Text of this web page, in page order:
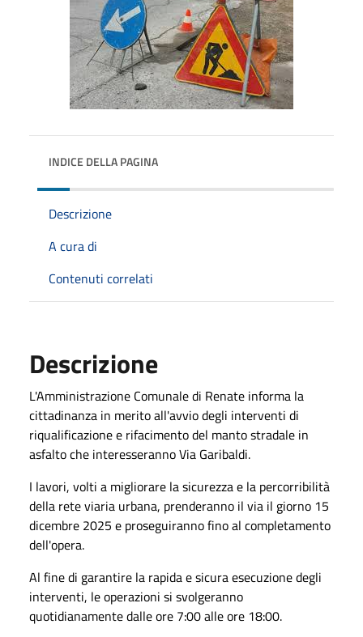
INDICE DELLA PAGINA
Descrizione
A cura di
Contenuti correlati
Descrizione
L'Amministrazione Comunale di Renate informa la
cittadinanza in merito all'avvio degli interventi di
riqualificazione e rifacimento del manto stradale in
asfalto che interesseranno Via Garibaldi.
I lavori, volti a migliorare la sicurezza e la percorribilità
della rete viaria urbana, prenderanno il via il giorno 15
dicembre 2025 e proseguiranno fino al completamento
dell'opera.
Al fine di garantire la rapida e sicura esecuzione degli
interventi, le operazioni si svolgeranno
quotidianamente dalle ore 7:00 alle ore 18:00.